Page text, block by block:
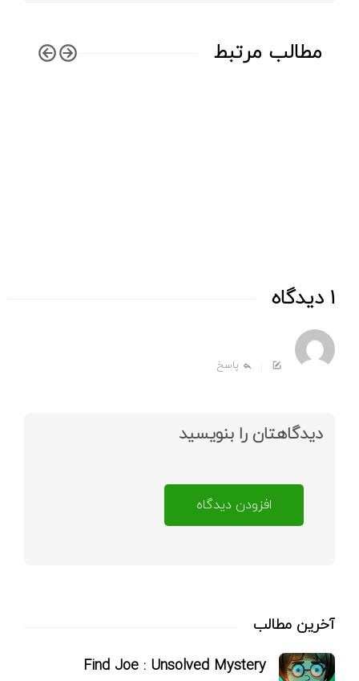
آخرین مطالب
Find Joe : Unsolved Mystery
مطالب مرتبط
1 دیدگاه
پاسخ
دیدگاهتان را بنویسید
افزودن دیدگاه